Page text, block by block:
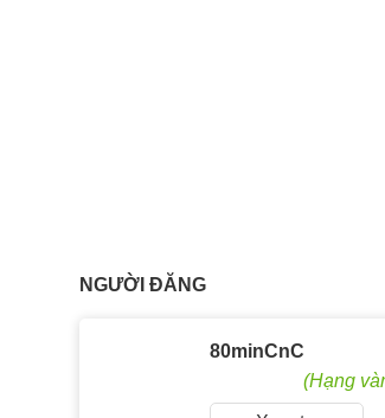
NGƯỜI ĐĂNG
80minCnC
(Hạng